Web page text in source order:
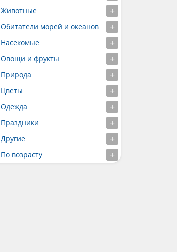
Животные
Обитатели морей и океанов
Насекомые
Овощи и фрукты
Природа
Цветы
Одежда
Праздники
Другие
По возрасту